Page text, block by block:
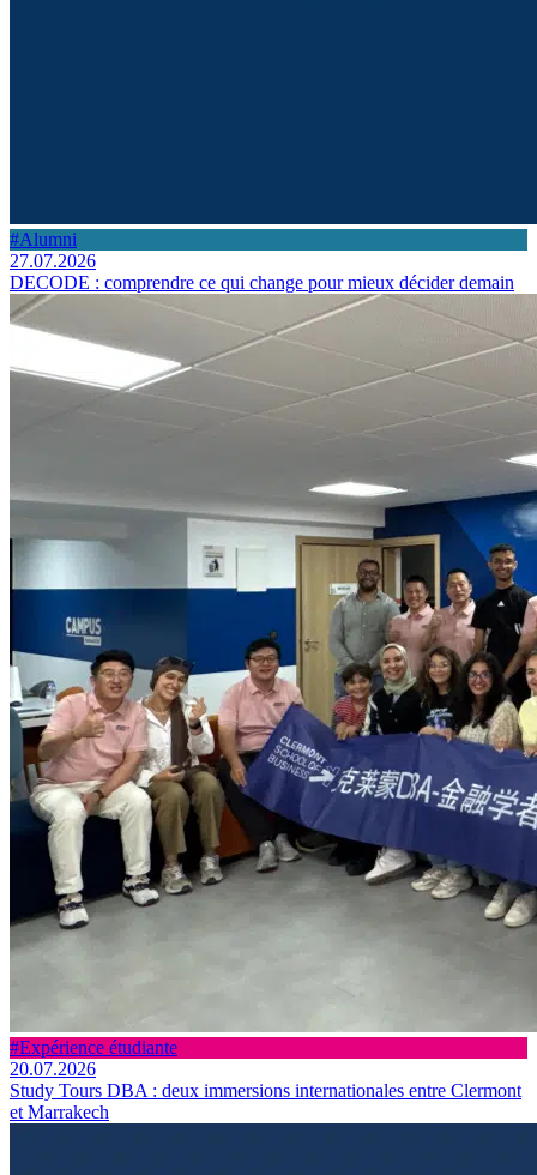
#Alumni
27.07.2026
DECODE : comprendre ce qui change pour mieux décider demain
#Expérience étudiante
20.07.2026
Study Tours DBA : deux immersions internationales entre Clermont
et Marrakech